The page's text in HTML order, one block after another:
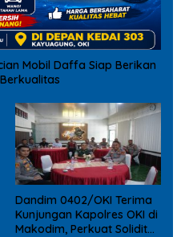
Mobil Daffa Siap Berikan
Dandim 0402/OKI Terima
Kunjungan Kapolres OKI di
Makodim, Perkuat Soliditas